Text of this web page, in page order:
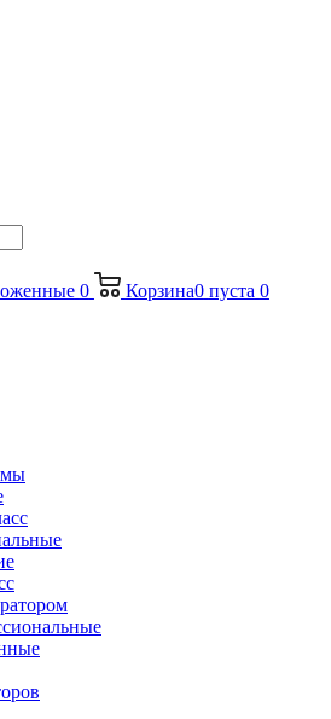
0 Корзина0 пуста 0